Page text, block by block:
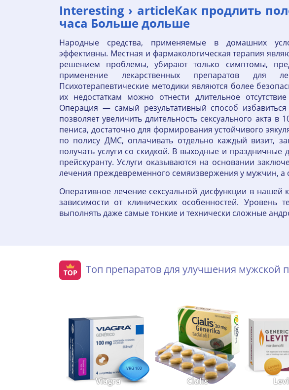
Interesting › articleКак продлить
часа Больше дольше
Народные средства, применяемые в домашних
эффективны. Местная и фармакологическая терапия
решением проблемы, убирают только симптомы,
применение лекарственных препаратов для
Психотерапевтические методики являются более
их недостаткам можно отнести длительное
Операция — самый результативный способ
позволяет увеличить длительность сексуального акта
пениса, достаточно для формирования устойчивого
по полису ДМС, оплачивать отдельно каждый визит,
получать услуги со скидкой. В выходные и праздничные
прейскуранту. Услуги оказываются на основании
лечения преждевременного семяизвержения у мужчин,
Оперативное лечение сексуальной дисфункции в нашей
зависимости от клинических особенностей. Уровень
выполнять даже самые тонкие и технически сложные
Топ препаратов для улучшения мужской
Viagra Cialis